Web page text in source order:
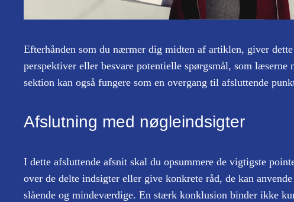
Efterhånden som du nærmer dig midten af artiklen, giver
perspektiver eller besvare potentielle spørgsmål, som
sektion kan også fungere som en overgang til afsluttende
Afslutning med nøgleindsigter
I dette afsluttende afsnit skal du opsummere de vigtigste
over de delte indsigter eller give konkrete råd, de kan
slående og mindeværdige. En stærk konklusion binder ikke